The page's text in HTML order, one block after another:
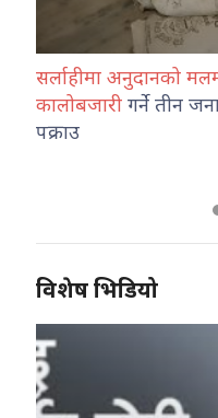
सर्लाहीमा अनुदानको
कालोबजारी गर्ने तीन
पक्राउ
विशेष भिडियो